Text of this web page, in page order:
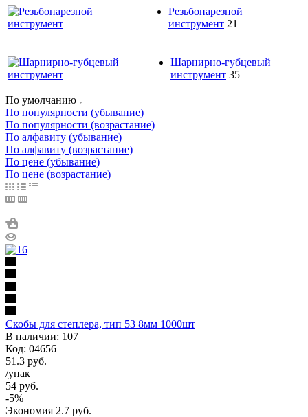
Резьбонарезной
инструмент 21
Шарнирно-губцевый
инструмент 35
По умолчанию
По популярности (убывание)
По популярности (возрастание)
По алфавиту (убывание)
По алфавиту (возрастание)
По цене (убывание)
По цене (возрастание)
Скобы для степлера, тип 53 8мм 1000шт
В наличии: 107
Код: 04656
51.3 руб.
/упак
54 руб.
-5%
Экономия 2.7 руб.